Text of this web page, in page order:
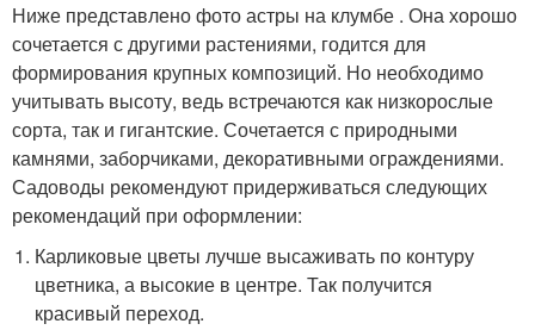
Ниже представлено фото астры на клумбе . Она хорошо
сочетается с другими растениями, годится для
формирования крупных композиций. Но необходимо
учитывать высоту, ведь встречаются как низкорослые
сорта, так и гигантские. Сочетается с природными
камнями, заборчиками, декоративными ограждениями.
Садоводы рекомендуют придерживаться следующих
рекомендаций при оформлении:
Карликовые цветы лучше высаживать по контуру
цветника, а высокие в центре. Так получится
красивый переход.